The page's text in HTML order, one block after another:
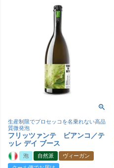
生産制限でプロセッコを名乗れない高品
質微発泡
フリッツァンテ ビアンコ／テ
ッレ デイ ブース
泡 自然派
ヴィーガン